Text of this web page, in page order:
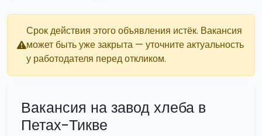
Срок действия этого объявления истёк. Вакансия
может быть уже закрыта — уточните актуальность
у работодателя перед откликом.
Вакансия на завод хлеба в
Петах-Тикве